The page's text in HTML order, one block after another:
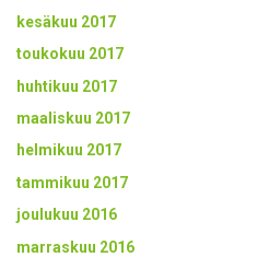
kesäkuu 2017
toukokuu 2017
huhtikuu 2017
maaliskuu 2017
helmikuu 2017
tammikuu 2017
joulukuu 2016
marraskuu 2016